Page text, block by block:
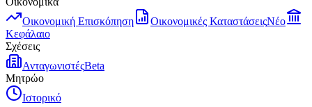
Οικονομική Επισκόπηση
Οικονομικές ΚαταστάσειςΝέο
Κεφάλαιο
Σχέσεις
ΑνταγωνιστέςBeta
Μητρώο
Ιστορικό